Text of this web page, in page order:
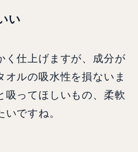
い
仕上げますが、成分が
ルの吸水性を損ないま
吸ってほしいもの、柔軟
ですね。